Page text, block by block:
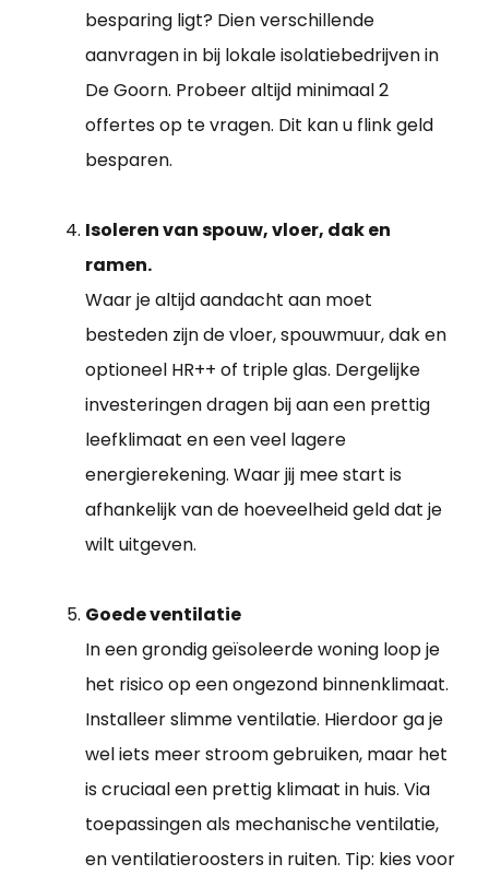
besparing ligt? Dien verschillende
aanvragen in bij lokale isolatiebedrijven in
De Goorn. Probeer altijd minimaal 2
offertes op te vragen. Dit kan u flink geld
besparen.
Isoleren van spouw, vloer, dak en
ramen.
Waar je altijd aandacht aan moet
besteden zijn de vloer, spouwmuur, dak en
optioneel HR++ of triple glas. Dergelijke
investeringen dragen bij aan een prettig
leefklimaat en een veel lagere
energierekening. Waar jij mee start is
afhankelijk van de hoeveelheid geld dat je
wilt uitgeven.
Goede ventilatie
In een grondig geïsoleerde woning loop je
het risico op een ongezond binnenklimaat.
Installeer slimme ventilatie. Hierdoor ga je
wel iets meer stroom gebruiken, maar het
is cruciaal een prettig klimaat in huis. Via
toepassingen als mechanische ventilatie,
en ventilatieroosters in ruiten. Tip: kies voor